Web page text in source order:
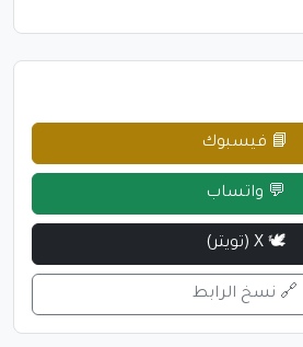
📘 فيسبوك
💬 واتساب
🕊 X (تويتر)
🔗 نسخ الرابط